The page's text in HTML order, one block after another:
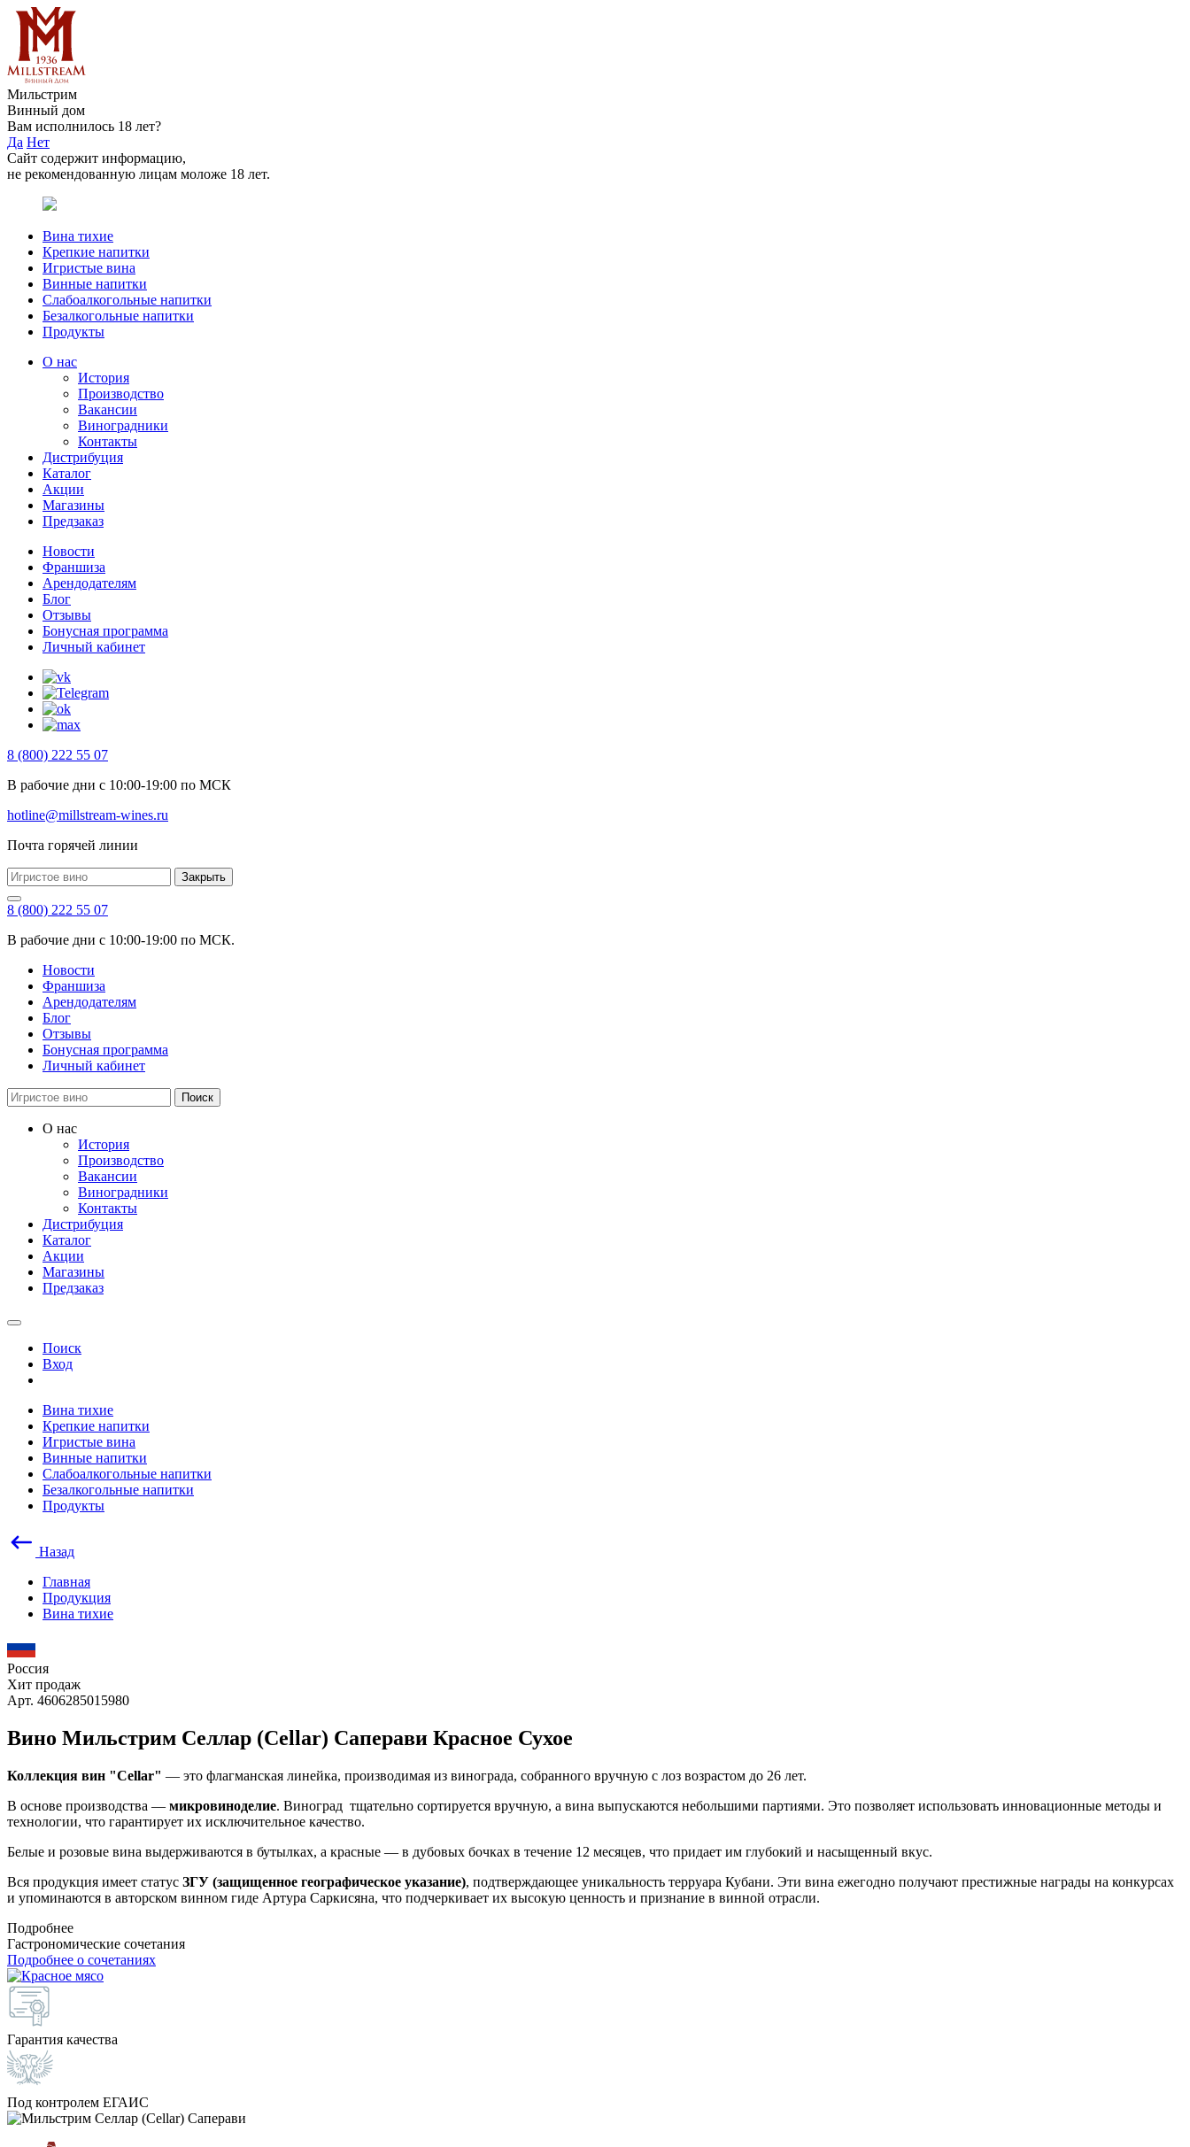
Мильстрим
Винный дом
Вам исполнилось 18 лет?
Да Нет
Сайт содержит информацию,
не рекомендованную лицам моложе 18 лет.
Вина тихие
Крепкие напитки
Игристые вина
Винные напитки
Слабоалкогольные напитки
Безалкогольные напитки
Продукты
О нас
История
Производство
Вакансии
Виноградники
Контакты
Дистрибуция
Каталог
Акции
Магазины
Предзаказ
Новости
Франшиза
Арендодателям
Блог
Отзывы
Бонусная программа
Личный кабинет
8 (800) 222 55 07
В рабочие дни с 10:00-19:00 по МСК
hotline@millstream-wines.ru
Почта горячей линии
Закрыть
8 (800) 222 55 07
В рабочие дни с 10:00-19:00 по МСК.
Новости
Франшиза
Арендодателям
Блог
Отзывы
Бонусная программа
Личный кабинет
Поиск
О нас
История
Производство
Вакансии
Виноградники
Контакты
Дистрибуция
Каталог
Акции
Магазины
Предзаказ
Поиск
Вход
Вина тихие
Крепкие напитки
Игристые вина
Винные напитки
Слабоалкогольные напитки
Безалкогольные напитки
Продукты
Назад
Главная
Продукция
Вина тихие
Россия
Хит продаж
Арт. 4606285015980
Вино Мильстрим Селлар (Cellar) Саперави Красное Сухое
Коллекция вин "Cellar" — это флагманская линейка, производимая из винограда, собранного вручную с лоз возрастом до 26 лет.
В основе производства — микровиноделие. Виноград тщательно сортируется вручную, а вина выпускаются небольшими партиями. Это позволяет использовать инновационные методы и
технологии, что гарантирует их исключительное качество.
Белые и розовые вина выдерживаются в бутылках, а красные — в дубовых бочках в течение 12 месяцев, что придает им глубокий и насыщенный вкус.
Вся продукция имеет статус ЗГУ (защищенное географическое указание), подтверждающее уникальность терруара Кубани. Эти вина ежегодно получают престижные награды на конкурсах
и упоминаются в авторском винном гиде Артура Саркисяна, что подчеркивает их высокую ценность и признание в винной отрасли.
Подробнее
Гастрономические сочетания
Подробнее о сочетаниях
Гарантия качества
Под контролем ЕГАИС